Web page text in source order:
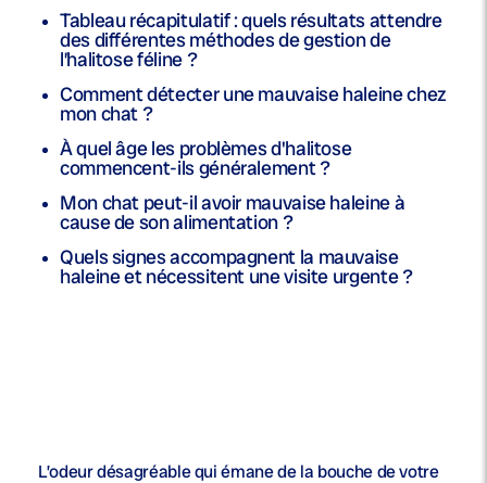
Tableau récapitulatif : quels résultats attendre
des différentes méthodes de gestion de
l’halitose féline ?
Comment détecter une mauvaise haleine chez
mon chat ?
À quel âge les problèmes d'halitose
commencent-ils généralement ?
Mon chat peut-il avoir mauvaise haleine à
cause de son alimentation ?
Quels signes accompagnent la mauvaise
haleine et nécessitent une visite urgente ?
L’odeur désagréable qui émane de la bouche de votre